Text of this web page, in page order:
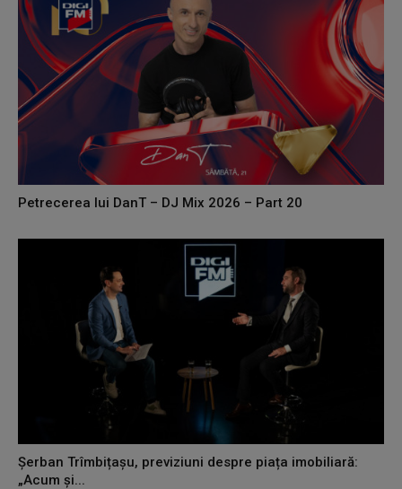
Petrecerea lui DanT – DJ Mix 2026 – Part 20
Șerban Trîmbițașu, previziuni despre piața imobiliară:
„Acum și...